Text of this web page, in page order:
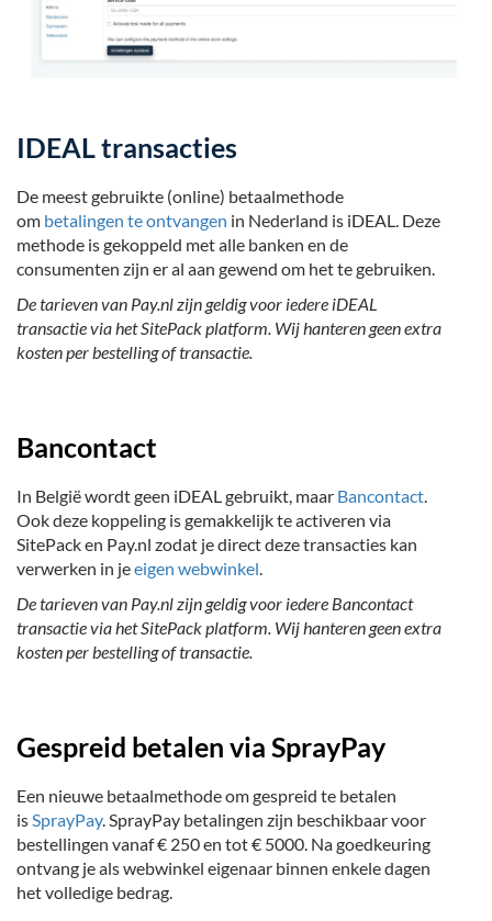
IDEAL transacties
De meest gebruikte (online) betaalmethode
om betalingen te ontvangen in Nederland is iDEAL. Deze
methode is gekoppeld met alle banken en de
consumenten zijn er al aan gewend om het te gebruiken.
De tarieven van Pay.nl zijn geldig voor iedere iDEAL
transactie via het SitePack platform. Wij hanteren geen extra
kosten per bestelling of transactie.
Bancontact
In België wordt geen iDEAL gebruikt, maar Bancontact
Ook deze koppeling is gemakkelijk te activeren via
SitePack en Pay.nl zodat je direct deze transacties kan
verwerken in jeeigen webwinkel
De tarieven van Pay.nl zijn geldig voor iedere Bancontact
transactie via het SitePack platform. Wij hanteren geen extra
kosten per bestelling of transactie.
Gespreid betalen via SprayPay
Een nieuwe betaalmethode om gespreid te betalen
is SprayPay. SprayPay betalingen zijn beschikbaar voor
bestellingen vanaf € 250 en tot € 5000. Na goedkeuring
ontvang je als webwinkel eigenaar binnen enkele dagen
het volledige bedrag.